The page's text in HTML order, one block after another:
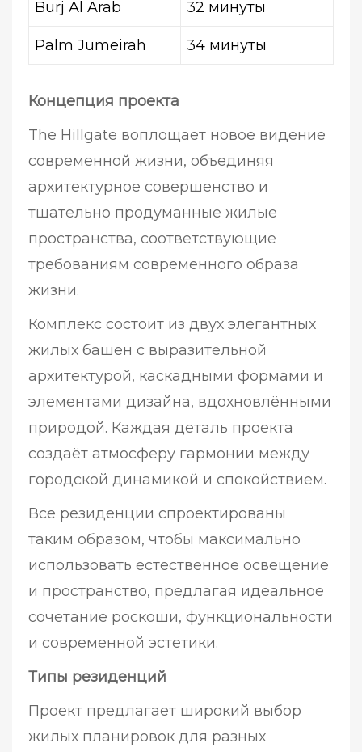
Burj Al Arab 32 минуты
Palm Jumeirah 34 минуты
Концепция проекта
The Hillgate воплощает новое видение
современной жизни, объединяя
архитектурное совершенство и
тщательно продуманные жилые
пространства, соответствующие
требованиям современного образа
жизни.
Комплекс состоит из двух элегантных
жилых башен с выразительной
архитектурой, каскадными формами и
элементами дизайна, вдохновлёнными
природой. Каждая деталь проекта
создаёт атмосферу гармонии между
городской динамикой и спокойствием.
Все резиденции спроектированы
таким образом, чтобы максимально
использовать естественное освещение
и пространство, предлагая идеальное
сочетание роскоши, функциональности
и современной эстетики.
Типы резиденций
Проект предлагает широкий выбор
жилых планировок для разных